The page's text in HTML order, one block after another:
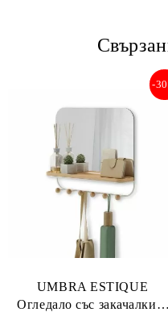
UMBRA ESTIQUE
Огледало със закачалки и
-